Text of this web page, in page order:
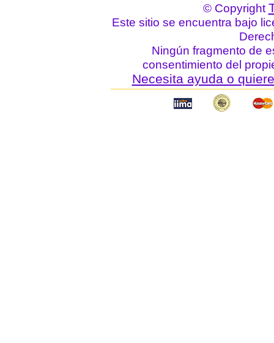
© Copyright
Este sitio se encuentra bajo
Ningún fragmento de
consentimiento del
Necesita ayuda o